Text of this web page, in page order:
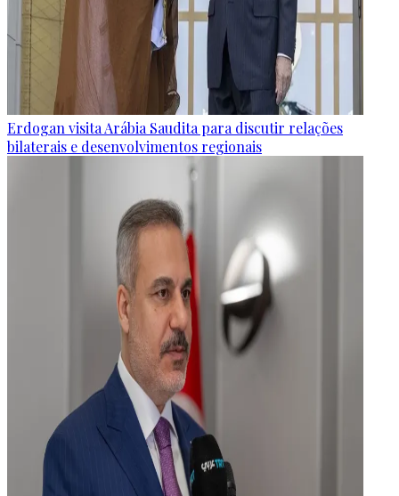
Erdogan visita Arábia Saudita para discutir relações
bilaterais e desenvolvimentos regionais